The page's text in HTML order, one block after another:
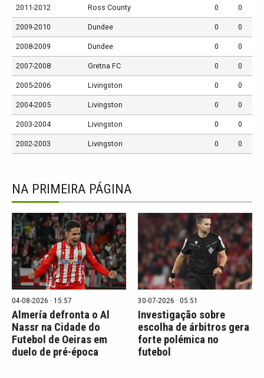
2011-2012 Ross County 0 0
2009-2010 Dundee 0 0
2008-2009 Dundee 0 0
2007-2008 Gretna FC 0 0
2005-2006 Livingston 0 0
2004-2005 Livingston 0 0
2003-2004 Livingston 0 0
2002-2003 Livingston 0 0
NA PRIMEIRA PÁGINA
04-08-2026 · 15:57
Almería defronta o Al
Nassr na Cidade do
Futebol de Oeiras em
duelo de pré-época
30-07-2026 · 05:51
Investigação sobre
escolha de árbitros gera
forte polémica no
futebol